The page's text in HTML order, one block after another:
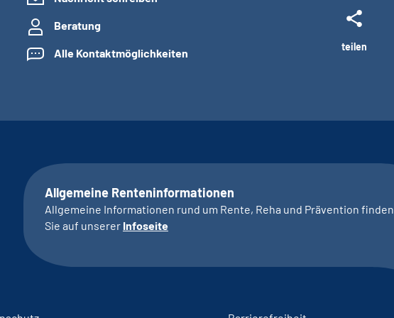
Beratung
Alle Kontaktmöglichkeiten teilen
Allgemeine Renteninformationen
Allgemeine Informationen rund um Rente, Reha und Prävention finden
Sie auf unserer Infoseite